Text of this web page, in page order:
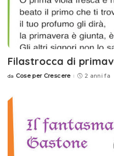
Filastrocca di
Posted
da Cose per Crescere 2 anni fa